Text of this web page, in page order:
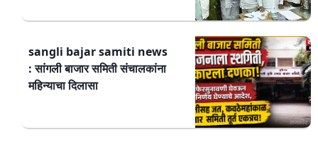
sangli bajar samiti news
: सांगली बाजार समिती संचालकांना
महिन्याचा दिलासा